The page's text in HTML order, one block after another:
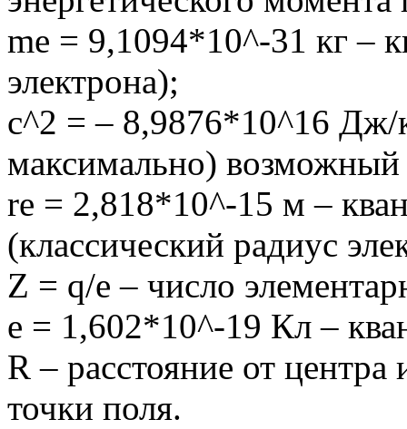
me = 9,1094*10^-31 кг –
электрона);
с^2 = – 8,9876*10^16
максимально)
re = 2,818*10^-15 м –
(классический радиус
Z = q/e – число
е = 1,602*10^-19 Кл –
R – расстояние от
точки поля.